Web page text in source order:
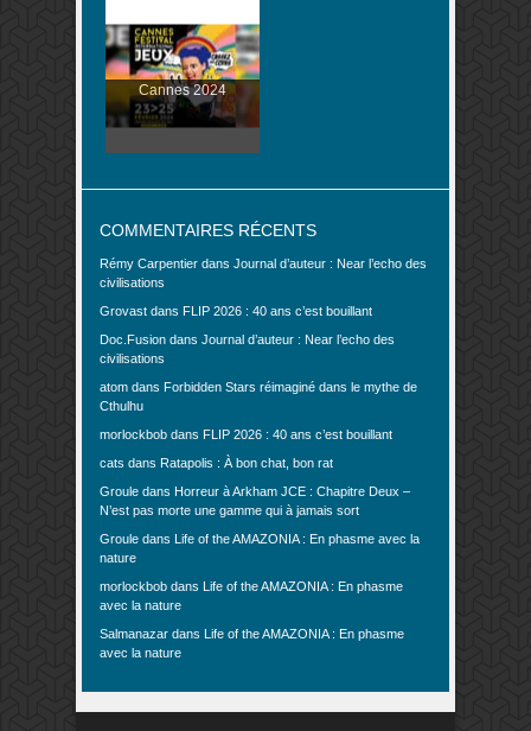
Cannes 2024
COMMENTAIRES RÉCENTS
Rémy Carpentier dans Journal d’auteur : Near l’echo des
civilisations
Grovast dans FLIP 2026 : 40 ans c’est bouillant
Doc.Fusion dans Journal d’auteur : Near l’echo des
civilisations
atom dans Forbidden Stars réimaginé dans le mythe de
Cthulhu
morlockbob dans FLIP 2026 : 40 ans c’est bouillant
cats dans Ratapolis : À bon chat, bon rat
Groule dans Horreur à Arkham JCE : Chapitre Deux –
N’est pas morte une gamme qui à jamais sort
Groule dans Life of the AMAZONIA : En phasme avec la
nature
morlockbob dans Life of the AMAZONIA : En phasme
avec la nature
Salmanazar dans Life of the AMAZONIA : En phasme
avec la nature